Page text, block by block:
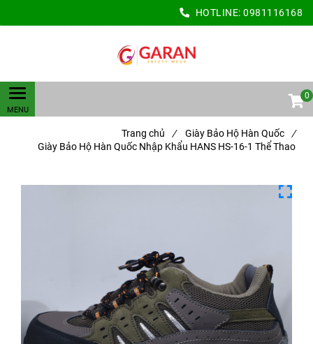
HOTLINE: 0981116168
0
Trang chủ / Giày Bảo Hộ Hàn Quốc
/
Giày Bảo Hộ Hàn Quốc Nhập Khẩu HANS HS-16-1 Thể Thao